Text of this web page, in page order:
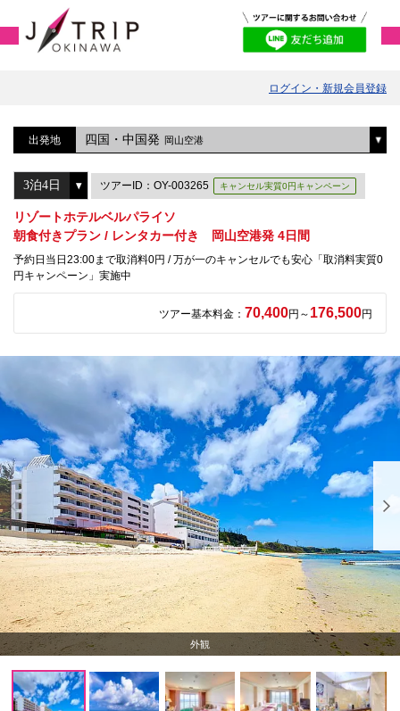
ログイン・新規会員登録
出発地 四国・中国発 岡山空港
ツアーID：OY-003265 キャンセル実質0円キャンペーン
リゾートホテルベルパライソ
朝食付きプラン / レンタカー付き 岡山空港発 4日間
予約日当日23:00まで取消料0円 / 万が一のキャンセルでも安心「取消料実質0
円キャンペーン」実施中
ツアー基本料金： 70,400円～ 176,500円
外観